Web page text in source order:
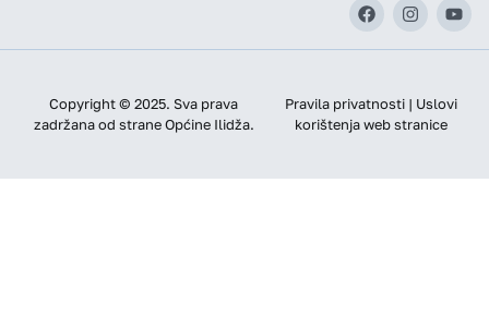
Copyright © 2025. Sva prava
zadržana od strane Općine Ilidža.
Pravila privatnosti | Uslovi
korištenja web stranice